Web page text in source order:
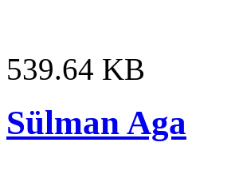
539.64 KB
Sülman Aga